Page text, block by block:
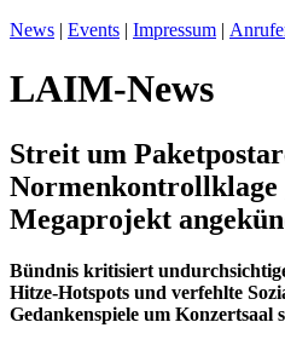
News | Events | Impressum |
LAIM-News
Streit um
Normenkontrollklage
Megaprojekt
Bündnis kritisiert
Hitze-Hotspots und verfehlte
Gedankenspiele um Konzertsaal